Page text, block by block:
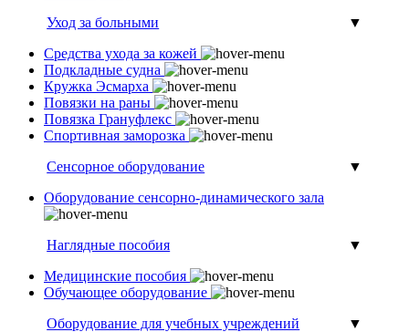
Уход за больными
▼
Средства ухода за кожей
Подкладные судна
Кружка Эсмарха
Повязки на раны
Повязка Грануфлекс
Спортивная заморозка
Сенсорное оборудование
▼
Оборудование сенсорно-динамического зала
Наглядные пособия
▼
Медицинские пособия
Обучающее оборудование
Оборудование для учебных учреждений
▼